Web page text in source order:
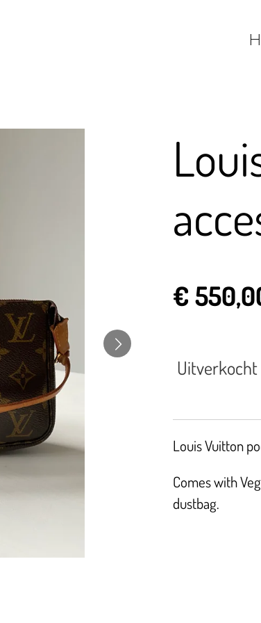
€
Uitverkocht
Louis Vuitton
Comes with
dustbag.